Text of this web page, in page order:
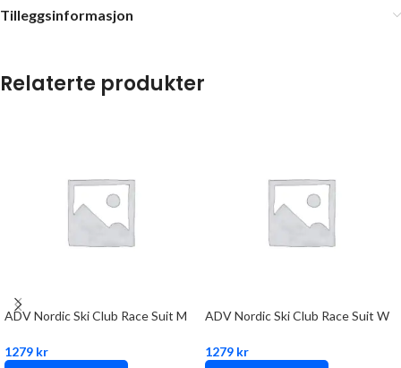
Tilleggsinformasjon
Relaterte produkter
ADV Nordic Ski Club Race Suit M
1279 kr
ADV Nordic Ski Club Race Suit W
1279 kr